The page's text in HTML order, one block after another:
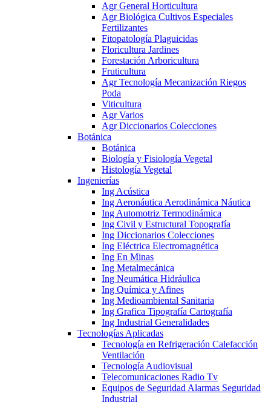
Agr General Horticultura
Agr Biológica Cultivos Especiales
Fertilizantes
Fitopatología Plaguicidas
Floricultura Jardines
Forestación Arboricultura
Fruticultura
Agr Tecnología Mecanización Riegos
Poda
Viticultura
Agr Varios
Agr Diccionarios Colecciones
Botánica
Botánica
Biología y Fisiología Vegetal
Histología Vegetal
Ingenierías
Ing Acústica
Ing Aeronáutica Aerodinámica Náutica
Ing Automotriz Termodinámica
Ing Civil y Estructural Topografía
Ing Diccionarios Colecciones
Ing Eléctrica Electromagnética
Ing En Minas
Ing Metalmecánica
Ing Neumática Hidráulica
Ing Química y Afines
Ing Medioambiental Sanitaria
Ing Grafica Tipografía Cartografía
Ing Industrial Generalidades
Tecnologías Aplicadas
Tecnología en Refrigeración Calefacción
Ventilación
Tecnología Audiovisual
Telecomunicaciones Radio Tv
Equipos de Seguridad Alarmas Seguridad
Industrial